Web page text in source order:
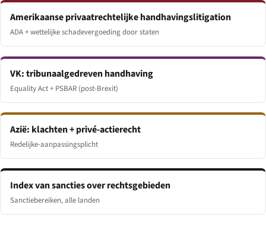
Amerikaanse privaatrechtelijke handhavingslitigation
ADA + wettelijke schadevergoeding door staten
VK: tribunaalgedreven handhaving
Equality Act + PSBAR (post-Brexit)
Azië: klachten + privé-actierecht
Redelijke-aanpassingsplicht
Index van sancties over rechtsgebieden
Sanctiebereiken, alle landen